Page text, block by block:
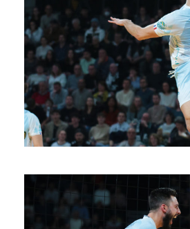
SAISON 24/25-11